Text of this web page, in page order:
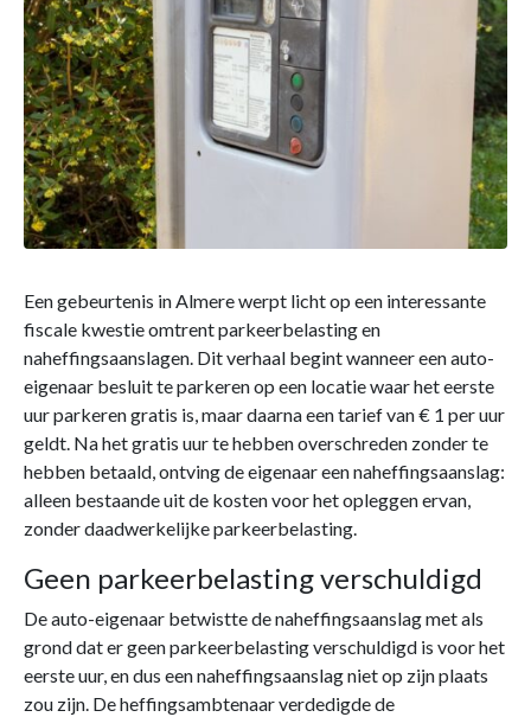
Een gebeurtenis in Almere werpt licht op een interessante
fiscale kwestie omtrent parkeerbelasting en
naheffingsaanslagen. Dit verhaal begint wanneer een auto-
eigenaar besluit te parkeren op een locatie waar het eerste
uur parkeren gratis is, maar daarna een tarief van € 1 per uur
geldt. Na het gratis uur te hebben overschreden zonder te
hebben betaald, ontving de eigenaar een naheffingsaanslag:
alleen bestaande uit de kosten voor het opleggen ervan,
zonder daadwerkelijke parkeerbelasting.
Geen parkeerbelasting verschuldigd
De auto-eigenaar betwistte de naheffingsaanslag met als
grond dat er geen parkeerbelasting verschuldigd is voor het
eerste uur, en dus een naheffingsaanslag niet op zijn plaats
zou zijn. De heffingsambtenaar verdedigde de